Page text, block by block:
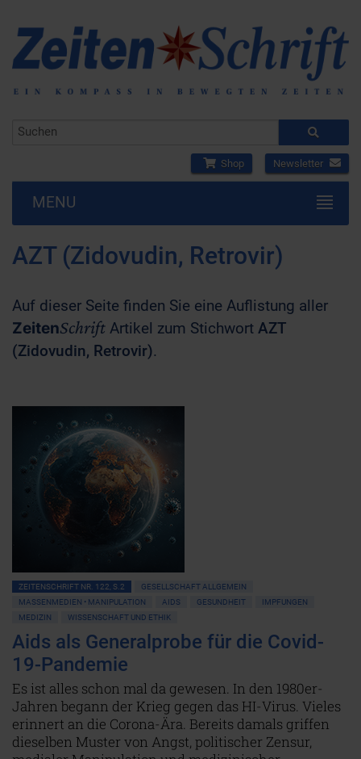
Shop Newsletter
MENU
AZT (Zidovudin, Retrovir)
Auf dieser Seite finden Sie eine Auflistung aller
ZeitenSchrift Artikel zum Stichwort AZT
(Zidovudin, Retrovir).
ZEITENSCHRIFT NR. 122, S.2
GESELLSCHAFT ALLGEMEIN
MASSENMEDIEN • MANIPULATION
AIDS GESUNDHEIT
IMPFUNGEN
MEDIZIN
WISSENSCHAFT UND ETHIK
Aids als Generalprobe für die Covid-
19-Pandemie
Es ist alles schon mal da gewesen. In den 1980er-
Jahren begann der Krieg gegen das HI-Virus. Vieles
erinnert an die Corona-Ära. Bereits damals griffen
dieselben Muster von Angst, politischer Zensur,